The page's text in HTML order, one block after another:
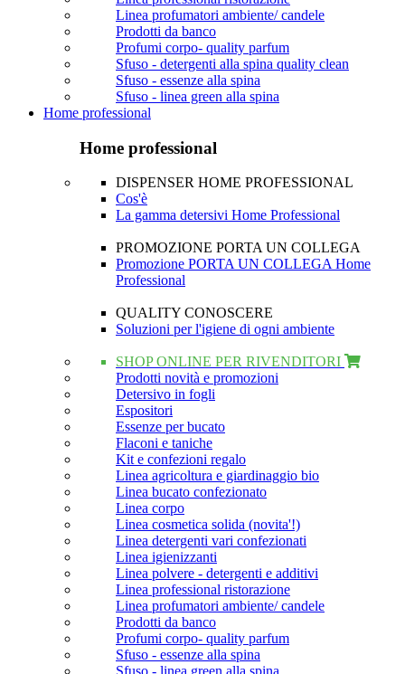
Linea profumatori ambiente/ candele
Prodotti da banco
Profumi corpo- quality parfum
Sfuso - detergenti alla spina quality clean
Sfuso - essenze alla spina
Sfuso - linea green alla spina
Home professional
Home professional
DISPENSER HOME PROFESSIONAL
Cos'è
La gamma detersivi Home Professional
PROMOZIONE PORTA UN COLLEGA
Promozione PORTA UN COLLEGA Home
Professional
QUALITY CONOSCERE
Soluzioni per l'igiene di ogni ambiente
SHOP ONLINE PER RIVENDITORI
Prodotti novità e promozioni
Detersivo in fogli
Espositori
Essenze per bucato
Flaconi e taniche
Kit e confezioni regalo
Linea agricoltura e giardinaggio bio
Linea bucato confezionato
Linea corpo
Linea cosmetica solida (novita'!)
Linea detergenti vari confezionati
Linea igienizzanti
Linea polvere - detergenti e additivi
Linea professional ristorazione
Linea profumatori ambiente/ candele
Prodotti da banco
Profumi corpo- quality parfum
Sfuso - essenze alla spina